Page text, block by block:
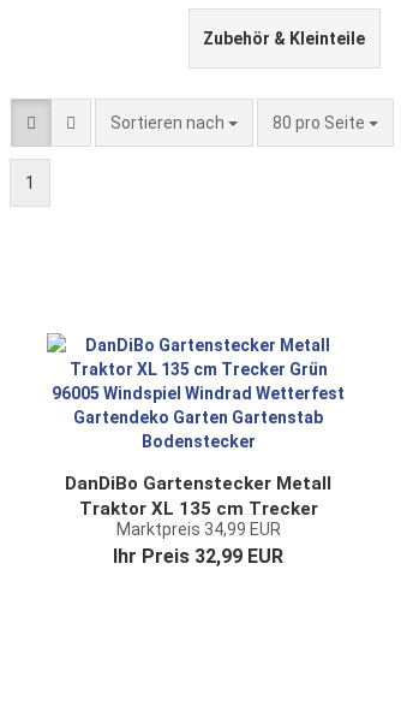
Zubehör & Kleinteile
Sortieren nach
Sortieren nach 80 pro Seite
pro Seite
1
DanDiBo Gartenstecker Metall
Traktor XL 135 cm Trecker
Grün 96005 Windspiel Windrad
Wetterfest Gartendeko
Marktpreis 34,99 EUR
Ihr Preis 32,99 EUR